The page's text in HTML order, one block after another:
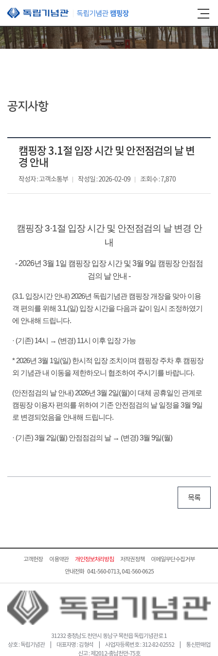
본문 바로가기
공지사항
캠핑장 3.1절 입장 시간 및 안전점검의 날 변
경 안내
작성자 : 고객소통부 작성일 : 2026-02-09 조회수 : 7,870
캠핑장 3·1절 입장 시간 및 안전점검의 날 변경 안
내
- 2026년 3월 1일 캠핑장 입장 시간 및 3월 9일 캠핑장 안점점
검의 날 안내 -
(3.1. 입장시간 안내) 2026년 독립기념관 캠핑장 개장을 맞아 이용
객 편의를 위해 3.1.(일) 입장 시간을 다음과 같이 임시 조정하였기
에 안내해 드립니다.
· (기존) 14시 → (변경) 11시 이후 입장 가능
* 2026년 3월 1일(일) 한시적 입장 조치이며 캠핑장 주차 후 캠핑장
외 기념관 내 이동을 제한하오니 협조하여 주시기를 바랍니다.
(안전점검의 날 안내) 2026년 3월 2일(월)이 대체 공휴일인 관계로
캠핑장 이용자 편의를 위하여 기존 안전점검의 날 일정을 3월 9일
로 변경되었음을 안내해 드립니다.
· (기존) 3월 2일(월) 안점점검의 날 → (변경) 3월 9일(월)
목록
고객헌장 이용약관 개인정보처리방침 저작권정책
이메일무단수집거부
안내전화 041-560-0713, 041-560-0625
31232 충청남도 천안시 동남구 목천읍 독립기념관로 1
상호 : 독립기념관 | 대표자명 : 김형석 | 사업자등록번호 : 312-82-02552 | 통신판매업
신고 : 제2012-충남천안-75호